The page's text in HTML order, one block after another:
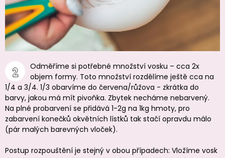
Odměříme si potřebné množství vosku – cca 2x
objem formy. Toto množství rozdělíme ještě cca na
1/4 a 3/4. 1/3 obarvíme do červena/růžova - zkrátka do
barvy, jakou má mít pivoňka. Zbytek necháme nebarvený.
Na plné probarvení se přidává 1-2g na 1kg hmoty, pro
zabarvení konečků okvětních lístků tak stačí opravdu málo
(pár malých barevných vloček).
Postup rozpouštění je stejný v obou případech: Vložíme vosk